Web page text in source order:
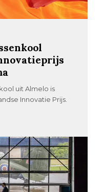
uit Almelo is
Innovatie Prijs.